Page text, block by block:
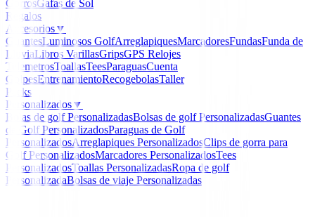
GorrosGafas de Sol
Regalos
Accesorios▼
GuantesLuminosos GolfArreglapiquesMarcadoresFundasFunda de
LluviaLibros VarillasGripsGPS Relojes
TelemetrosToallasTeesParaguasCuenta
GolpesEntrenamientoRecogebolasTaller
Packs
Personalizados▼
Bolas de golf PersonalizadasBolsas de golf PersonalizadasGuantes
de Golf PersonalizadosParaguas de Golf
PersonalizadosArreglapiques PersonalizadosClips de gorra para
Golf PersonalizadosMarcadores PersonalizadosTees
PersonalizadosToallas PersonalizadasRopa de golf
PersonalizadaBolsas de viaje Personalizadas